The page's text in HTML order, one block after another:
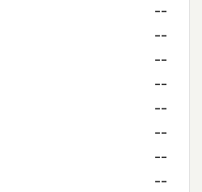
--
--
--
--
--
--
--
--